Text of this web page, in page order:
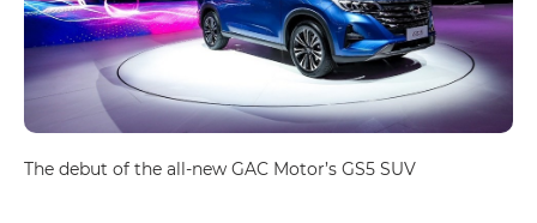
The debut of the all-new GAC Motor’s GS5 SUV